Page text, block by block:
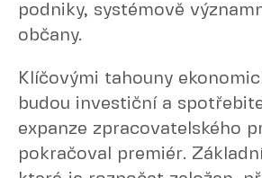
podniky, systémově
občany.
Klíčovými tahouny
budou investiční a
expanze zpracovatelského
pokračoval premiér.